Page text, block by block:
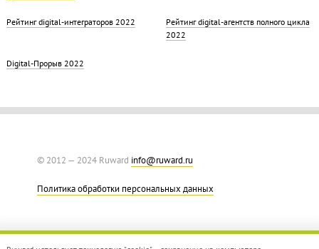
Рейтинг digital-интеграторов 2022
Рейтинг digital-агентств полного цикла
2022
Digital-Прорыв 2022
© 2012 — 2024 Ruward info@ruward.ru
Политика обработки персональных данных